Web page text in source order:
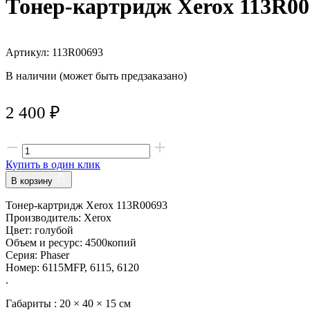
Тонер-картридж Xerox
Артикул: 113R00693
В наличии (может быть предзаказано)
2 400 ₽
Купить в один клик
В корзину
Тонер-картридж Xerox 113R00693
Производитель: Xerox
Цвет: голубой
Объем и ресурс: 4500копий
Серия: Phaser
Номер: 6115MFP, 6115, 6120
.
Габариты : 20 × 40 × 15 см